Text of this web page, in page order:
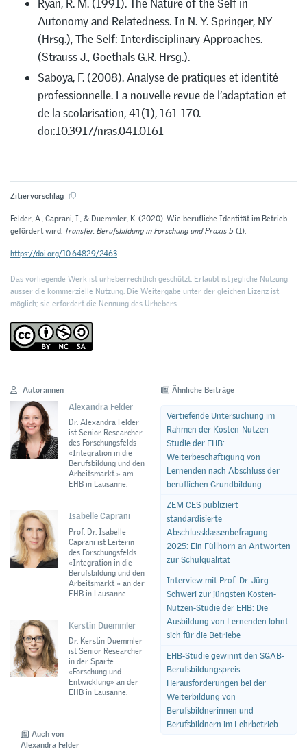
Ryan, R. M. (1991). The Nature of the Self in
Autonomy and Relatedness. In N. Y. Springer, NY
(Hrsg.), The Self: Interdisciplinary Approaches.
(Strauss J., Goethals G.R. Hrsg.).
Saboya, F. (2008). Analyse de pratiques et identité
professionnelle. La nouvelle revue de l’adaptation et
de la scolarisation, 41(1), 161-170.
doi:10.3917/nras.041.0161
Zitiervorschlag
Felder, A., Caprani, I., & Duemmler, K. (2020). Wie berufliche Identität im Betrieb
gefördert wird. Transfer. Berufsbildung in Forschung und Praxis 5(1).
https://doi.org/10.64829/2463
Das vorliegende Werk ist urheberrechtlich geschützt. Erlaubt ist jegliche Nutzung
ausser die kommerzielle Nutzung. Die Weitergabe unter der gleichen Lizenz ist
möglich; sie erfordert die Nennung des Urhebers.
Autor:innen
Alexandra Felder
Dr. Alexandra Felder
ist Senior Researcher
des Forschungsfelds
«Integration in die
Berufsbildung und den
Arbeitsmarkt » am
EHB in Lausanne.
Isabelle Caprani
Prof. Dr. Isabelle
Caprani ist Leiterin
des Forschungsfelds
«Integration in die
Berufsbildung und den
Arbeitsmarkt » an der
EHB in Lausanne.
Kerstin Duemmler
Dr. Kerstin Duemmler
ist Senior Researcher
in der Sparte
«Forschung und
Entwicklung» an der
EHB in Lausanne.
Auch von
Alexandra Felder
Ähnliche Beiträge
Vertiefende Untersuchung im
Rahmen der Kosten-Nutzen-
Studie der EHB:
Weiterbeschäftigung von
Lernenden nach Abschluss der
beruflichen Grundbildung
ZEM CES publiziert
standardisierte
Abschlussklassenbefragung
2025: Ein Füllhorn an Antworten
zur Schulqualität
Interview mit Prof. Dr. Jürg
Schweri zur jüngsten Kosten-
Nutzen-Studie der EHB: Die
Ausbildung von Lernenden lohnt
sich für die Betriebe
EHB-Studie gewinnt den SGAB-
Berufsbildungspreis:
Herausforderungen bei der
Weiterbildung von
Berufsbildnerinnen und
Berufsbildnern im Lehrbetrieb